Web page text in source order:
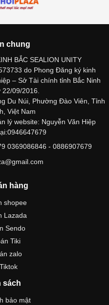
chung
BẮC SEALION UNITY
do Phong Đăng ký kinh
– Sở Tài chính tỉnh Bắc Ninh
22/09/2016.
Du Núi, Phường Đào Viên, Tỉnh
Việt Nam
lý website: Nguyễn Văn Hiệp
0369086846 - 0886907679
hàng
shopee
Lazada
Sendo
Tiki
zalo
sách
bảo mật